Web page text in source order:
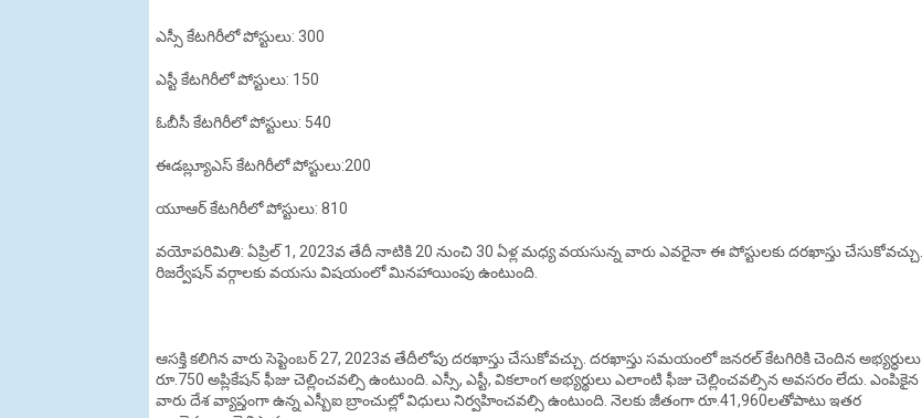
ఎస్సీ కేటగిరీలో పోస్టులు: 300
ఎస్టీ కేటగిరీలో పోస్టులు: 150
ఓబీసీ కేటగిరీలో పోస్టులు: 540
ఈడబ్ల్యూఎస్‌ కేటగిరీలో పోస్టులు:200
యూఆర్‌ కేటగిరీలో పోస్టులు: 810
వయోపరిమితి: ఏప్రిల్‌ 1, 2023వ తేదీ నాటికి 20 నుంచి 30 ఏళ్ల మధ్య వయసున్న వారు ఎవరైనా ఈ పోస్టులకు దరఖాస్తు చేసుకోవచ్చు.
రిజర్వేషన్‌ వర్గాలకు వయసు విషయంలో మినహాయింపు ఉంటుంది.
ఆసక్తి కలిగిన వారు సెప్టెంబర్ 27, 2023వ తేదీలోపు దరఖాస్తు చేసుకోవచ్చు. దరఖాస్తు సమయంలో జనరల్ కేటగిరికి చెందిన అభ్యర్ధులు
రూ.750 అప్లికేషన్‌ ఫీజు చెల్లించవల్సి ఉంటుంది. ఎస్సీ, ఎస్టీ, వికలాంగ అభ్యర్థులు ఎలాంటి ఫీజు చెల్లించవల్సిన అవసరం లేదు. ఎంపికైన
వారు దేశ వ్యాప్తంగా ఉన్న ఎస్బీఐ బ్రాంచుల్లో విధులు నిర్వహించవల్సి ఉంటుంది. నెలకు జీతంగా రూ.41,960లతోపాటు ఇతర